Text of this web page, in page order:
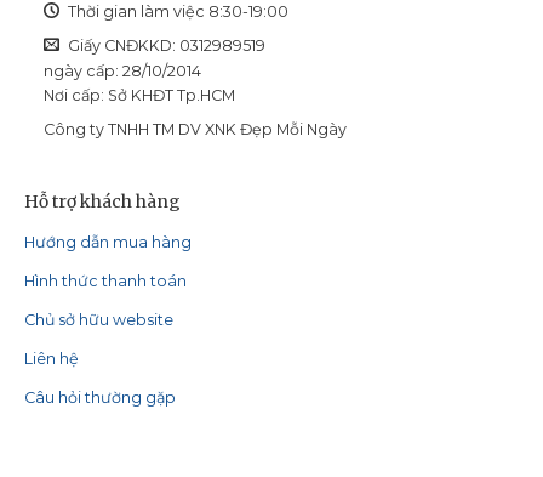
Thời gian làm việc 8:30-19:00
Giấy CNĐKKD: 0312989519
ngày cấp: 28/10/2014
Nơi cấp: Sở KHĐT Tp.HCM
Công ty TNHH TM DV XNK Đẹp Mỗi Ngày
Hỗ trợ khách hàng
Hướng dẫn mua hàng
Hình thức thanh toán
Chủ sở hữu website
Liên hệ
Câu hỏi thường gặp